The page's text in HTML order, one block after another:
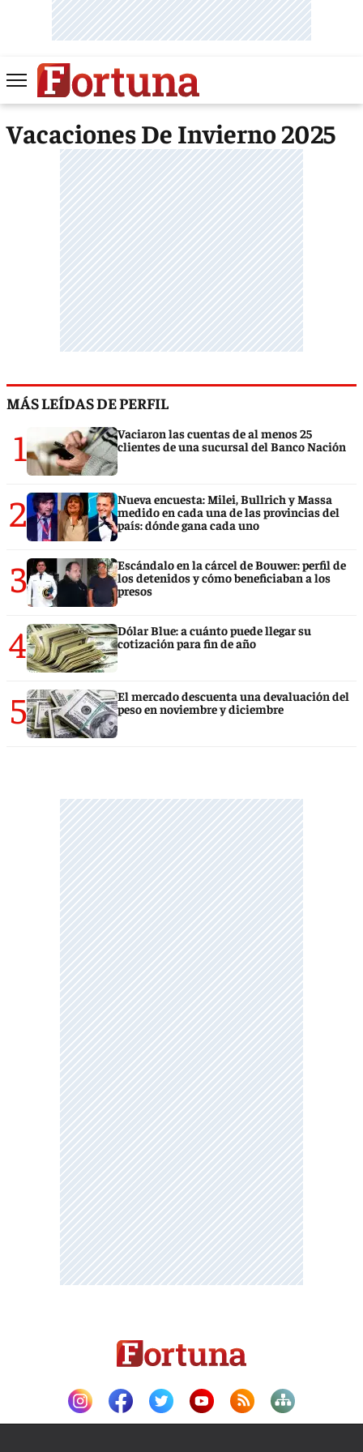
Vacaciones De Invierno 2025
MÁS LEÍDAS DE PERFIL
1
Vaciaron las cuentas de al menos 25
clientes de una sucursal del Banco Nación
2
Nueva encuesta: Milei, Bullrich y Massa
medido en cada una de las provincias del
país: dónde gana cada uno
3
Escándalo en la cárcel de Bouwer: perfil de
los detenidos y cómo beneficiaban a los
presos
4
Dólar Blue: a cuánto puede llegar su
cotización para fin de año
5
El mercado descuenta una devaluación del
peso en noviembre y diciembre